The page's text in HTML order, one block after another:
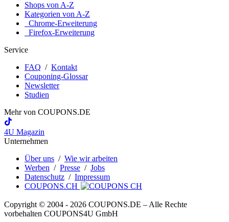
Shops von A-Z
Kategorien von A-Z
Chrome-Erweiterung
Firefox-Erweiterung
Service
FAQ / Kontakt
Couponing-Glossar
Newsletter
Studien
Mehr von COUPONS.DE
4U Magazin
Unternehmen
Über uns / Wie wir arbeiten
Werben / Presse / Jobs
Datenschutz / Impressum
COUPONS.CH
Copyright © 2004 ‐ 2026 COUPONS.DE – Alle Rechte
vorbehalten COUPONS4U GmbH